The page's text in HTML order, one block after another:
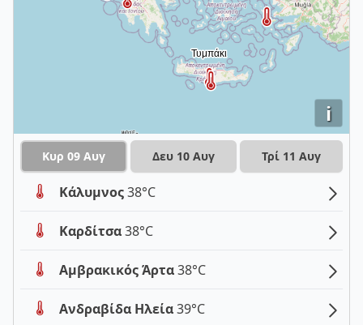
i
Κυρ 09 Αυγ Δευ 10 Αυγ Τρί 11 Αυγ
Κάλυμνος38°C
Καρδίτσα38°C
Αμβρακικός Άρτα38°C
Ανδραβίδα Ηλεία39°C